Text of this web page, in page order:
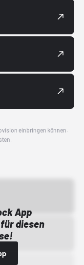
einbringen können.
App
diesen